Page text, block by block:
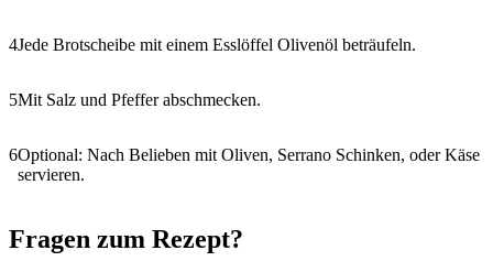
4Jede Brotscheibe mit einem Esslöffel Olivenöl beträufeln.
5Mit Salz und Pfeffer abschmecken.
6Optional: Nach Belieben mit Oliven, Serrano Schinken, oder Käse
servieren.
Fragen zum Rezept?